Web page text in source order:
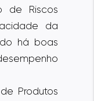
de Riscos
da
há boas
Produtos